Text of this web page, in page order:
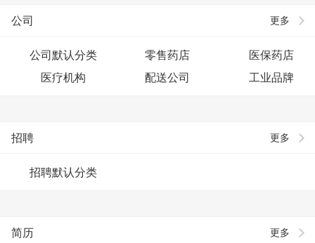
更多
公司
公司默认分类 零售药店
医保药店
医疗机构
配送公司 工业品牌
更多
招聘
招聘默认分类
更多
简历